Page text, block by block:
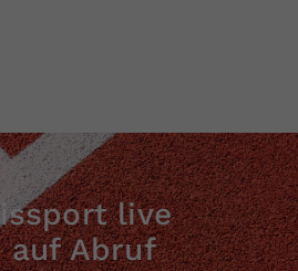
live
auf Abruf